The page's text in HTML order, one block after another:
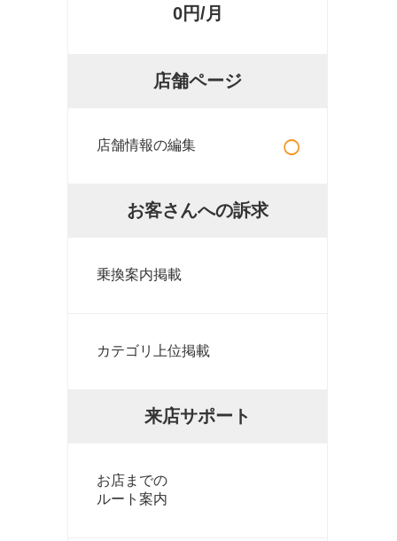
0円/月
店舗ページ
店舗情報の編集 ○
お客さんへの訴求
乗換案内掲載
カテゴリ上位掲載
来店サポート
お店までの
ルート案内